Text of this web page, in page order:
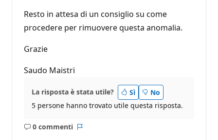
Resto in attesa di un consiglio su come
procedere per rimuovere questa anomalia.
Grazie
Saudo Maistri
La risposta è stata utile? Sì
No
5 persone hanno trovato utile questa risposta.
0 commenti
Nessun